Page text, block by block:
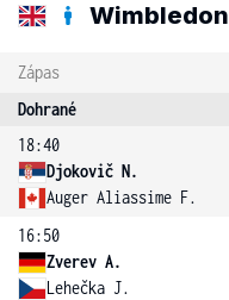
Wimbledon
Zápas
Dohrané
18:40
Djokovič N.
Auger Aliassime F.
16:50
Zverev A.
Lehečka J.